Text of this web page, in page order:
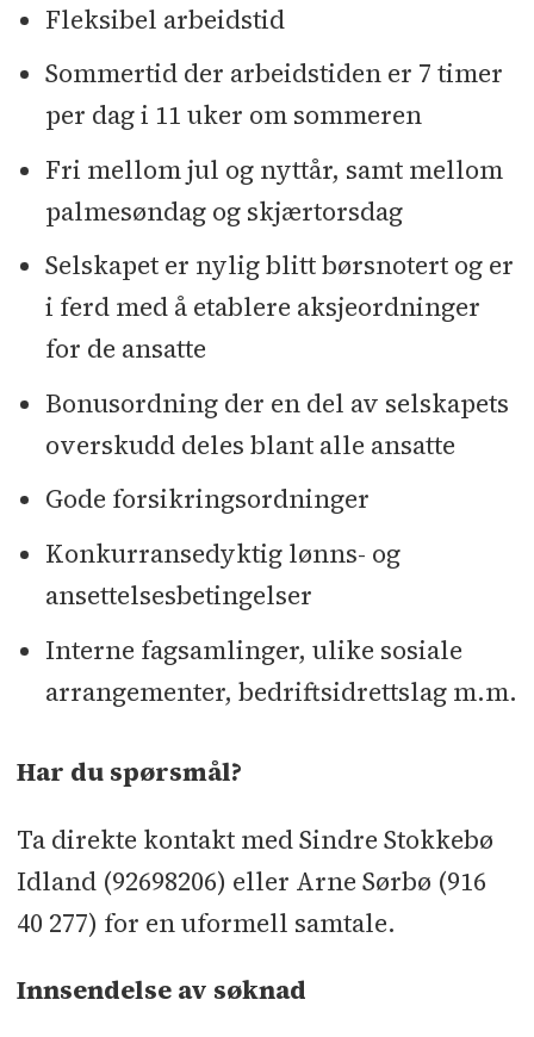
Fleksibel arbeidstid
Sommertid der arbeidstiden er 7 timer
per dag i 11 uker om sommeren
Fri mellom jul og nyttår, samt mellom
palmesøndag og skjærtorsdag
Selskapet er nylig blitt børsnotert og er
i ferd med å etablere aksjeordninger
for de ansatte
Bonusordning der en del av selskapets
overskudd deles blant alle ansatte
Gode forsikringsordninger
Konkurransedyktig lønns- og
ansettelsesbetingelser
Interne fagsamlinger, ulike sosiale
arrangementer, bedriftsidrettslag m.m.
Har du spørsmål?
Ta direkte kontakt med Sindre Stokkebø
Idland (92698206) eller Arne Sørbø (916
40 277) for en uformell samtale.
Innsendelse av søknad